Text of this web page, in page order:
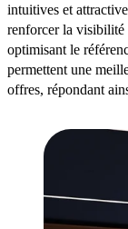
intuitives et
renforcer la visibilité
optimisant le
permettent une
offres, répondant